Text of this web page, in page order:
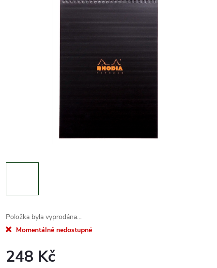
Položka byla vyprodána…
Momentálně nedostupné
248 Kč